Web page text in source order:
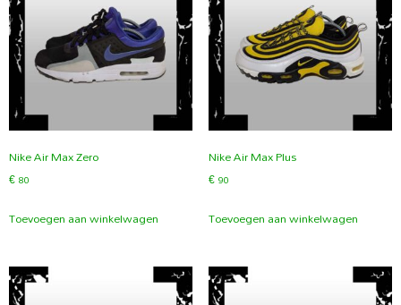
Nike Air Max Zero
€80
Toevoegen aan winkelwagen
Nike Air Max Plus
€90
Toevoegen aan winkelwagen